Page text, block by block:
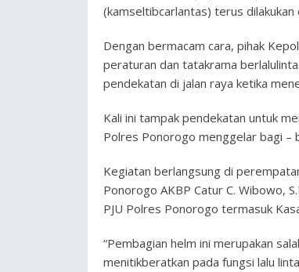
(kamseltibcarlantas) terus
Dengan bermacam cara, pihak
peraturan dan tatakrama
pendekatan di jalan raya ketika
Kali ini tampak pendekatan untuk
Polres Ponorogo menggelar bagi –
Kegiatan berlangsung di
Ponorogo AKBP Catur C. Wibowo,
PJU Polres Ponorogo termasuk
“Pembagian helm ini merupakan
menitikberatkan pada fungsi lalu